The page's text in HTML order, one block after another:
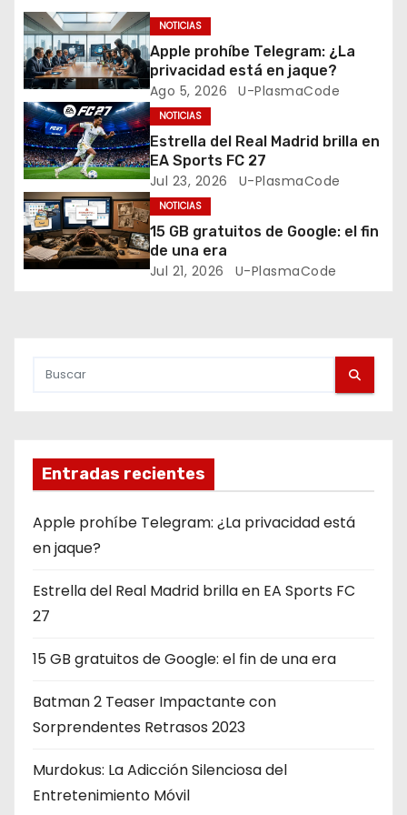
ó
n
d
e
e
n
t
NOTICIAS
Apple prohíbe Telegram: ¿La
privacidad está en jaque?
Ago 5, 2026 U-PlasmaCode
NOTICIAS
Estrella del Real Madrid brilla en
EA Sports FC 27
Jul 23, 2026 U-PlasmaCode
NOTICIAS
15 GB gratuitos de Google: el fin
de una era
Jul 21, 2026 U-PlasmaCode
Entradas recientes
Apple prohíbe Telegram: ¿La privacidad está
en jaque?
Estrella del Real Madrid brilla en EA Sports FC
27
15 GB gratuitos de Google: el fin de una era
Batman 2 Teaser Impactante con
Sorprendentes Retrasos 2023
Murdokus: La Adicción Silenciosa del
Entretenimiento Móvil